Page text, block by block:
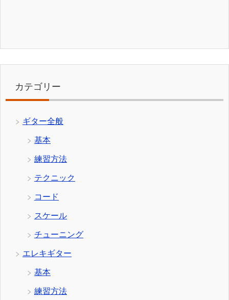
カテゴリー
ギター全般
基本
練習方法
テクニック
コード
スケール
チューニング
エレキギター
基本
練習方法